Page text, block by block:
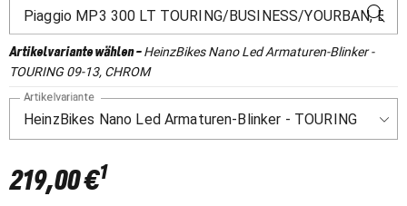
Artikelvariante wählen-HeinzBikes Nano Led Armaturen-Blinker -
TOURING 09-13, CHROM
Artikelvariante
219,00 €1